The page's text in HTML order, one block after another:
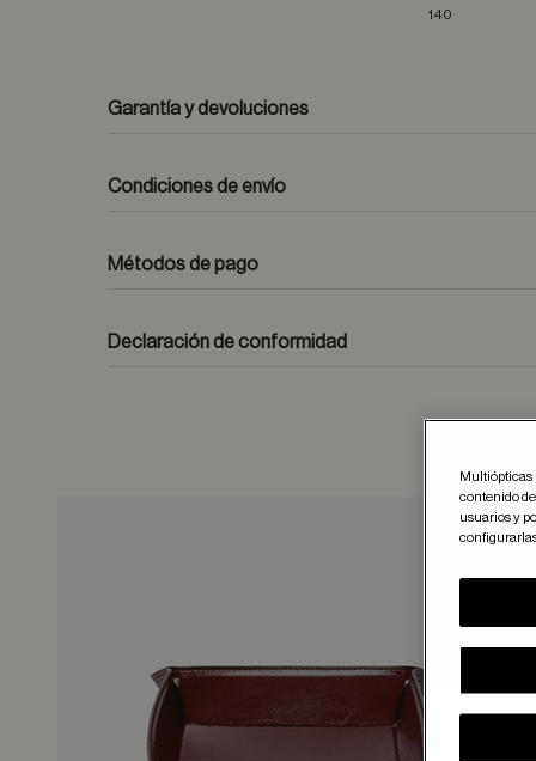
140
Garantía y devoluciones
formulario de contacto
Condiciones de envío
Métodos de pago
Declaración de conformidad
Multiópticas
contenido
usuarios y